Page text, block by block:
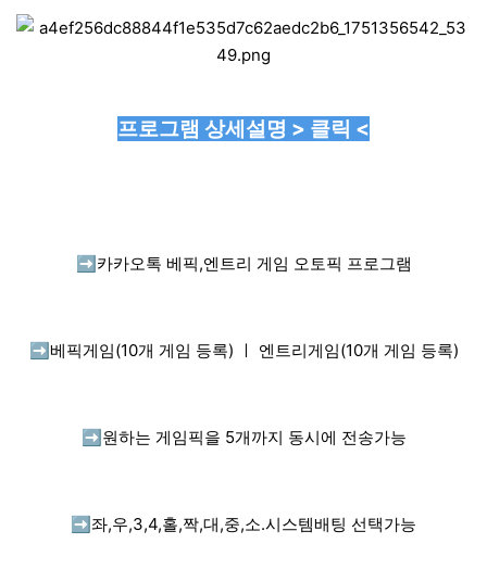
프로그램 상세설명 > 클릭 <
➡️ 카카오톡 베픽,엔트리 게임 오토픽 프로그램
➡️ 베픽게임(10개 게임 등록) ㅣ 엔트리게임(10개 게임 등록)
➡️ 원하는 게임픽을 5개까지 동시에 전송가능
➡️ 좌,우,3,4,홀,짝,대,중,소.시스템배팅 선택가능